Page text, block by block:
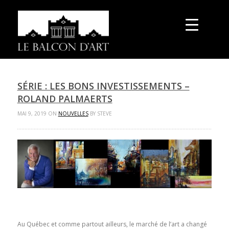
SÉRIE : LES BONS INVESTISSEMENTS –
ROLAND PALMAERTS
MAI 9, 2019 ON NOUVELLESBY STEVE
Au Québec et comme partout ailleurs, le marché de l’art a changé